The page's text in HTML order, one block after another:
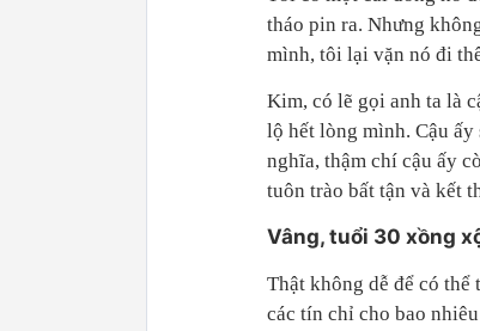
tháo pin ra. Nhưng
mình, tôi lại vặn nó đi
Kim, có lẽ gọi anh ta là
lộ hết lòng mình. Cậu
nghĩa, thậm chí cậu ấy
tuôn trào bất tận và kết
Vâng, tuổi 30 xồng
Thật không dễ để có
các tín chỉ cho bao